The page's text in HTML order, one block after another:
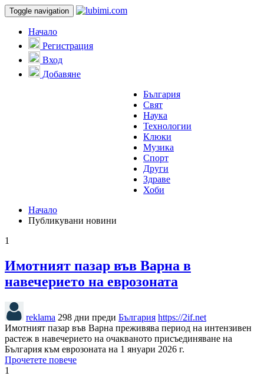
Toggle navigation
Начало
Регистрация
Вход
Добавяне
България
Свят
Наука
Технологии
Клюки
Музика
Спорт
Други
Здраве
Хоби
Начало
Публикувани новини
1
Имотният пазар във Варна в
навечерието на еврозоната
reklama 298 дни преди България https://2if.net
Имотният пазар във Варна преживява период на интензивен
растеж в навечерието на очакваното присъединяване на
България към еврозоната на 1 януари 2026 г.
Прочетете повече
1